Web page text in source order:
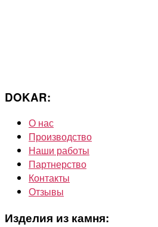
DOKAR:
О нас
Производство
Наши работы
Партнерство
Контакты
Отзывы
Изделия из камня: